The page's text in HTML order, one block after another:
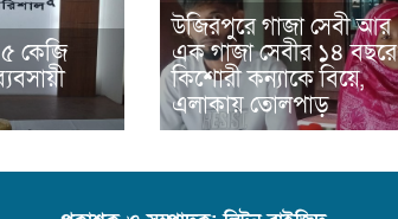
৫ কেজি
উজিরপুরে গাজা সেবী আর
এক গাজা সেবীর ১৪ বছরে
কিশোরী কন্যাকে বিয়ে,
এলাকায় তোলপাড়